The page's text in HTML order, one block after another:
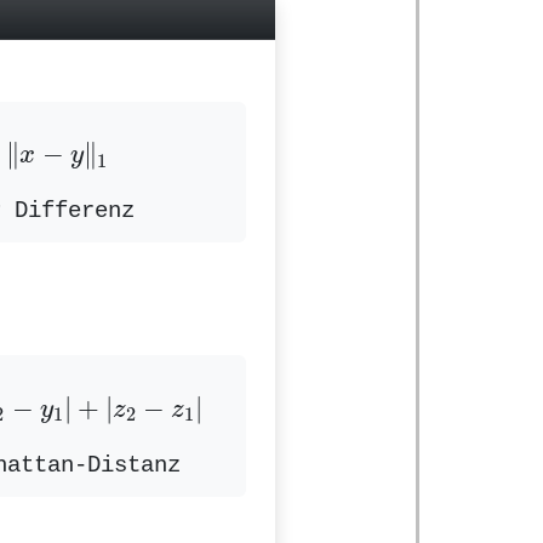
∥x − y∥ 1
=‖ ‖
Differenz
− y1 | + |z2 − z1 |
| + |z |
Distanz